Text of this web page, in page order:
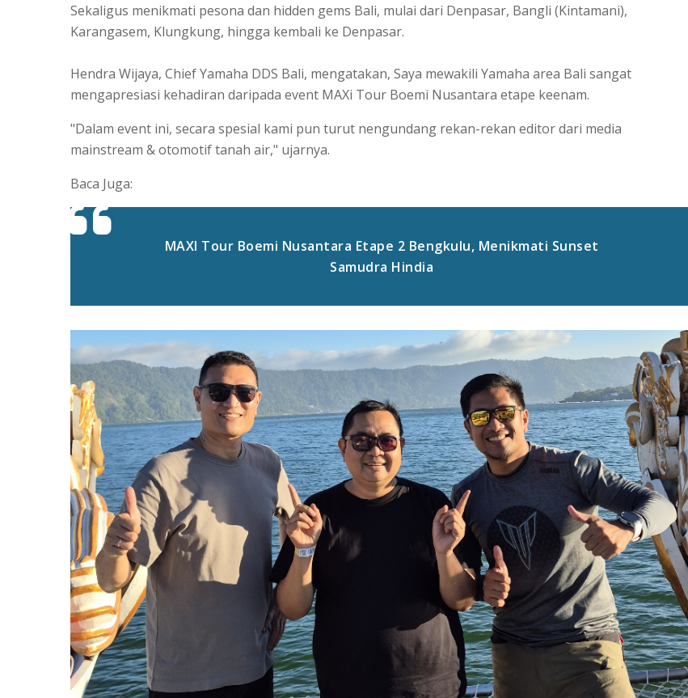
Sekaligus menikmati pesona dan hidden gems Bali, mulai dari Denpasar, Bangli (Kintamani),
Karangasem, Klungkung, hingga kembali ke Denpasar.
Hendra Wijaya, Chief Yamaha DDS Bali, mengatakan, Saya mewakili Yamaha area Bali sangat
mengapresiasi kehadiran daripada event MAXi Tour Boemi Nusantara etape keenam.
"Dalam event ini, secara spesial kami pun turut nengundang rekan-rekan editor dari media
mainstream & otomotif tanah air," ujarnya.
Baca Juga:
MAXI Tour Boemi Nusantara Etape 2 Bengkulu, Menikmati Sunset
Samudra Hindia